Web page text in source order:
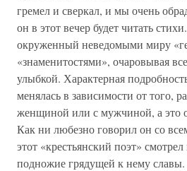
гремел и сверкал, и мы очень
он в этот вечер будет читать
окруженный неведомыми миру
«знаменитостями», очаровывая
улыбкой. Характерная
менялась в зависимости от того,
женщиной или с мужчиной, а это
Как ни любезно говорил он со
этот «крестьянский поэт»
подножие грядущей к нему